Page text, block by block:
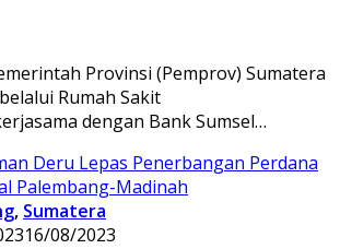
Provinsi (Pemprov) Sumatera
Rumah Sakit
dengan Bank Sumsel…
, Sumatera
16/08/2023